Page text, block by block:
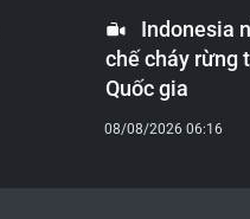
Indonesia
chế cháy rừng
Quốc gia
08/08/2026 06:16